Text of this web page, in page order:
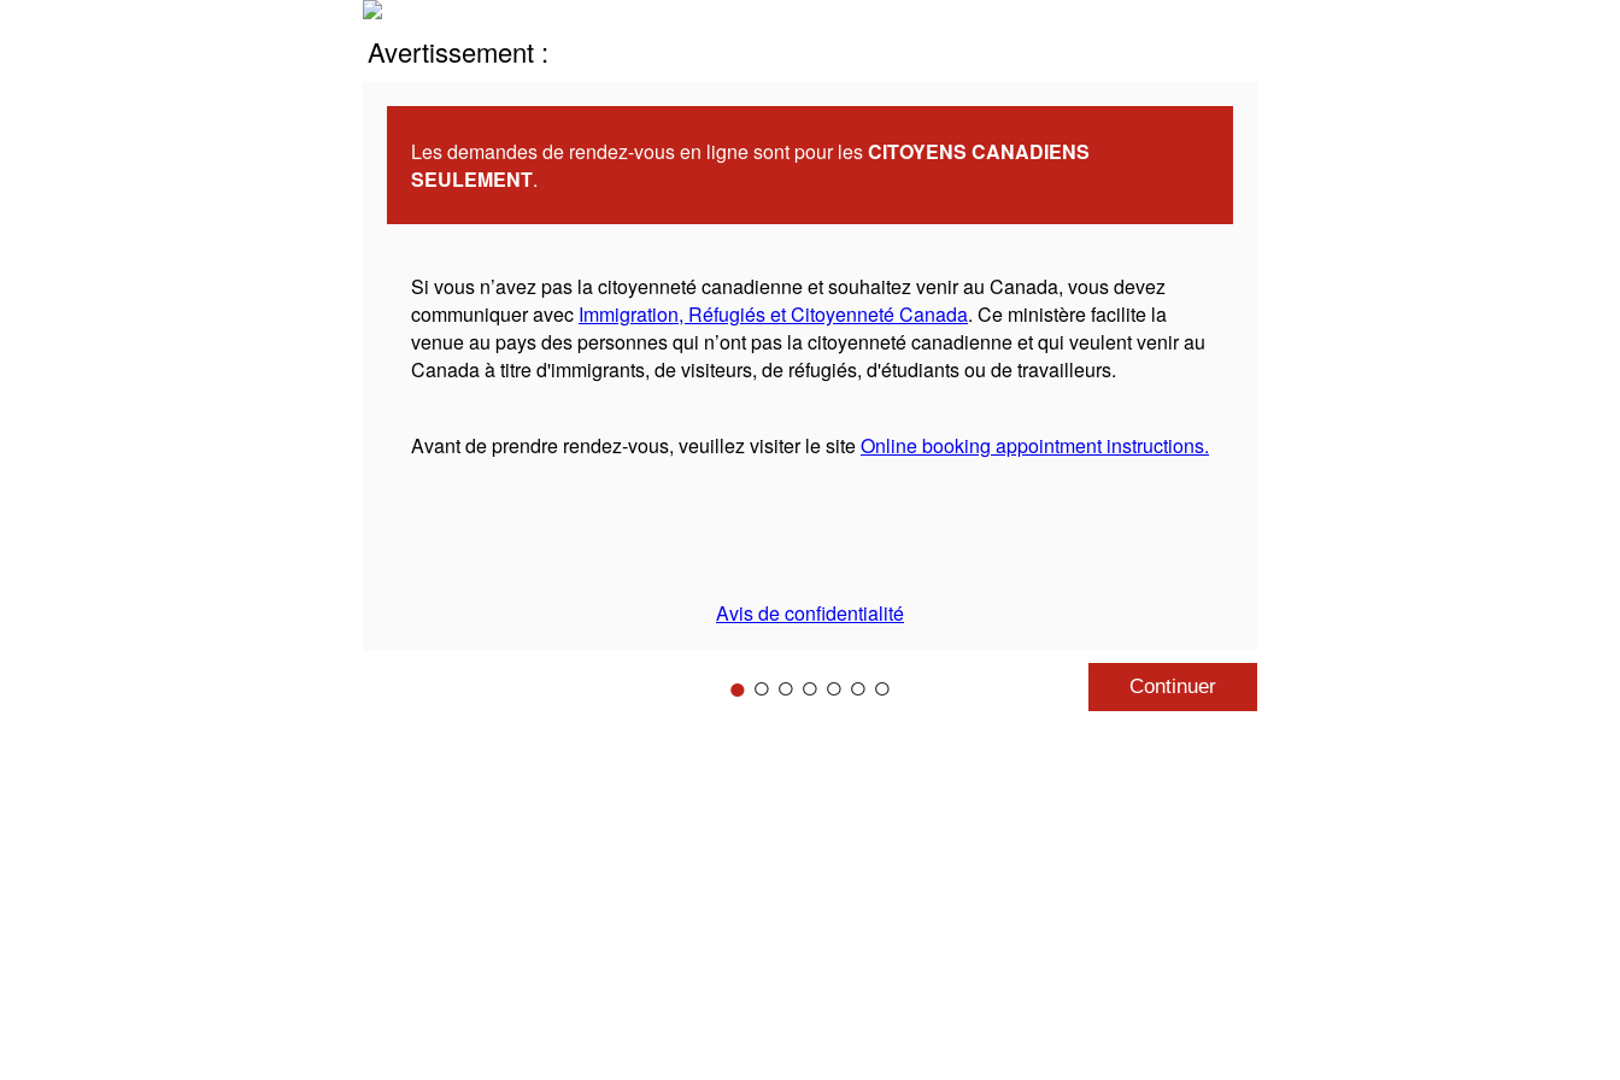
Avertissement :
Les demandes de rendez-vous en ligne sont pour lesCITOYENS CANADIENS
SEULEMENT.
Si vous n’avez pas la citoyenneté canadienne et souhaitez venir au Canada, vous devez
communiquer avec Immigration, Réfugiés et Citoyenneté Canada. Ce ministère facilite la
venue au pays des personnes qui n’ont pas la citoyenneté canadienne et qui veulent venir au
Canada à titre d'immigrants, de visiteurs, de réfugiés, d'étudiants ou de travailleurs.
Avant de prendre rendez-vous, veuillez visiter le siteOnline booking appointment instructions.
Avis de confidentialité
● ○ ○ ○ ○ ○ ○ Continuer